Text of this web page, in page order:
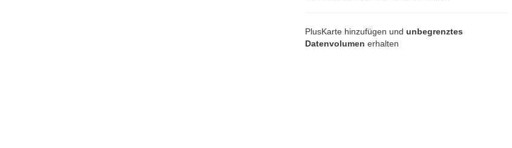
PlusKarte hinzufügen und unbegrenztes
Datenvolumen erhalten